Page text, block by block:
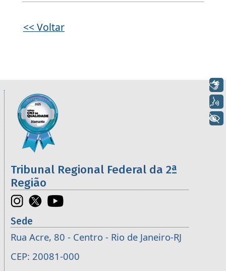
<< Voltar
Informações úteis sobre os órgãos da 2ª
Imagem
Tribunal Regional Federal da 2ª
Região
Sede
Rua Acre, 80 - Centro - Rio de Janeiro-RJ
CEP: 20081-000